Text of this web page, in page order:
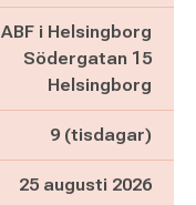
ABF i Helsingborg
Södergatan 15
Helsingborg
9 (tisdagar)
25 augusti 2026